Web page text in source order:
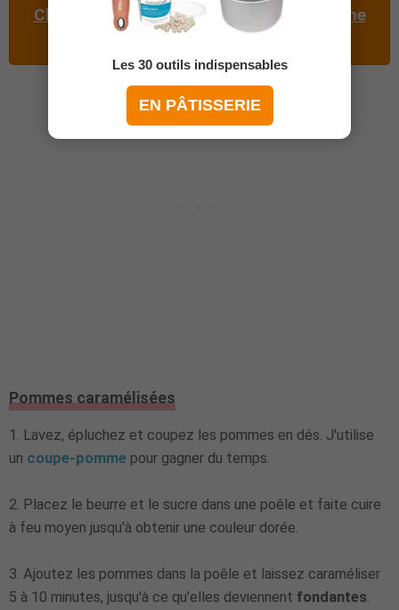
Cliquez ici pour vous abonner à ma chaîne
Pommes caramélisées
1. Lavez, épluchez et coupez les pommes en dés. J'utilise
un coupe-pomme pour gagner du temps.
2. Placez le beurre et le sucre dans une poêle et faite cuire
à feu moyen jusqu'à obtenir une couleur dorée.
3. Ajoutez les pommes dans la poêle et laissez caraméliser
5 à 10 minutes, jusqu'à ce qu'elles deviennent fondantes
Les 30 outils indispensables
EN PÂTISSERIE